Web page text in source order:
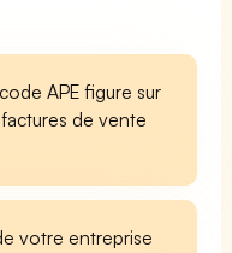
APE figure sur
de vente
votre entreprise